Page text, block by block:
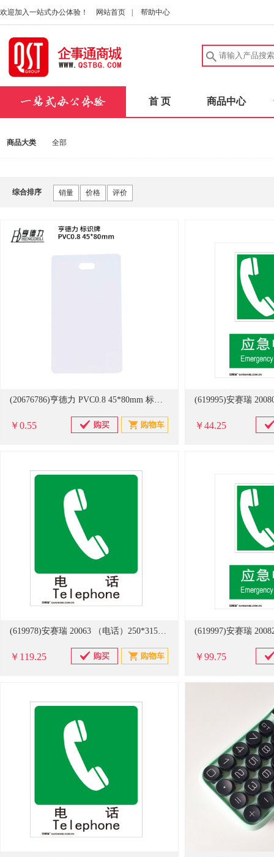
欢迎加入一站式办公体验！ 网站首页 帮助中心
首 页 商品中心
商品大类 全部
综合排序 销量 价格 评价
(20676786)亨德力 PVC0.8 45*80mm 标识牌 白色(单位：张)
￥0.55 ￥44.25
(619978)安赛瑞 20063 （电话）250*315mm 自发光板 GB消防安全标识(单位：张)
￥119.25 ￥99.75